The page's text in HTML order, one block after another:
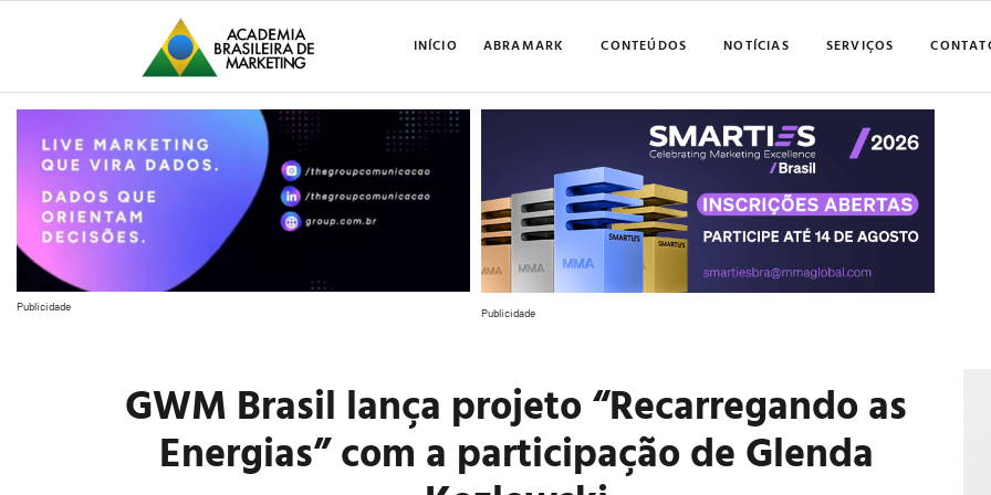
INÍCIO ABRAMARK CONTEÚDOS NOTÍCIAS SERVIÇOS
Publicidade Publicidade
GWM Brasil lança projeto “Recarregando as
Energias” com a participação de Glenda